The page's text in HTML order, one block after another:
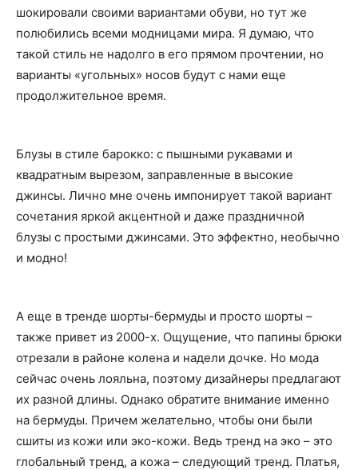
шокировали своими вариантами обуви, но тут же
полюбились всеми модницами мира. Я думаю, что
такой стиль не надолго в его прямом прочтении, но
варианты «угольных» носов будут с нами еще
продолжительное время.
Блузы в стиле барокко: с пышными рукавами и
квадратным вырезом, заправленные в высокие
джинсы. Лично мне очень импонирует такой вариант
сочетания яркой акцентной и даже праздничной
блузы с простыми джинсами. Это эффектно, необычно
и модно!
А еще в тренде шорты-бермуды и просто шорты –
также привет из 2000-х. Ощущение, что папины брюки
отрезали в районе колена и надели дочке. Но мода
сейчас очень лояльна, поэтому дизайнеры предлагают
их разной длины. Однако обратите внимание именно
на бермуды. Причем желательно, чтобы они были
сшиты из кожи или эко-кожи. Ведь тренд на эко – это
глобальный тренд, а кожа – следующий тренд. Платья,